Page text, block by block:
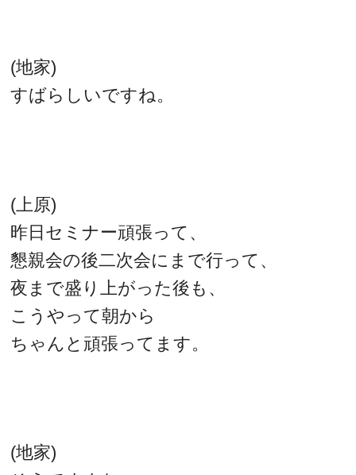
(地家)
すばらしいですね。
(上原)
昨日セミナー頑張って、
懇親会の後二次会にまで行って、
夜まで盛り上がった後も、
こうやって朝から
ちゃんと頑張ってます。
(地家)